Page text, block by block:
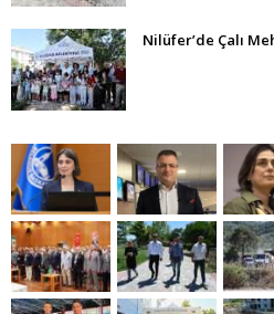
Nilüfer’de Çalı